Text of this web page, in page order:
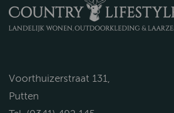
Voorthuizerstraat 131,
Putten